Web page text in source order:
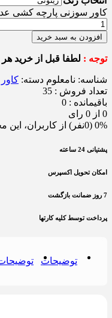
کاور سوزنی پارچه کشی
افزودن به سبد خرید
توجه : لطفا قبل از خرید
شناسه: نامعلوم دسته: کاور
تعداد فروش : 35
باقیمانده : 0
0 از 0 رای
0% (0نفر) از کاربران، این محصول را پیشنهاد کرده اند
پشتیانی 24 ساعته
امکان تحویل اکسپرس
7 روز ضمانت بازگشت
پرداخت توسط کلیه کارتها
توضیحات